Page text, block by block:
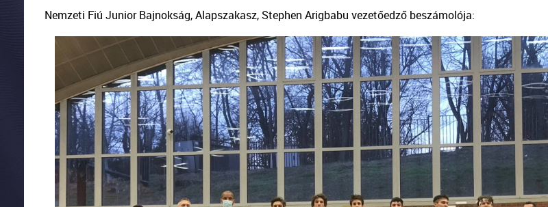
Nemzeti Fiú Junior Bajnokság, Alapszakasz, Stephen Arigbabu vezetőedző beszámolója: